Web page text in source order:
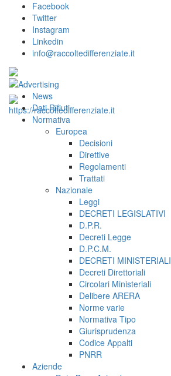
Facebook
Twitter
Instagram
Linkedin
info@raccoltedifferenziate.it
News
Dati Rifiuti
Normativa
Europea
Decisioni
Direttive
Regolamenti
Trattati
Nazionale
Leggi
DECRETI LEGISLATIVI
D.P.R.
Decreti Legge
D.P.C.M.
DECRETI MINISTERIALI
Decreti Direttoriali
Circolari Ministeriali
Delibere ARERA
Norme varie
Normativa Tipo
Giurisprudenza
Codice Appalti
PNRR
Aziende